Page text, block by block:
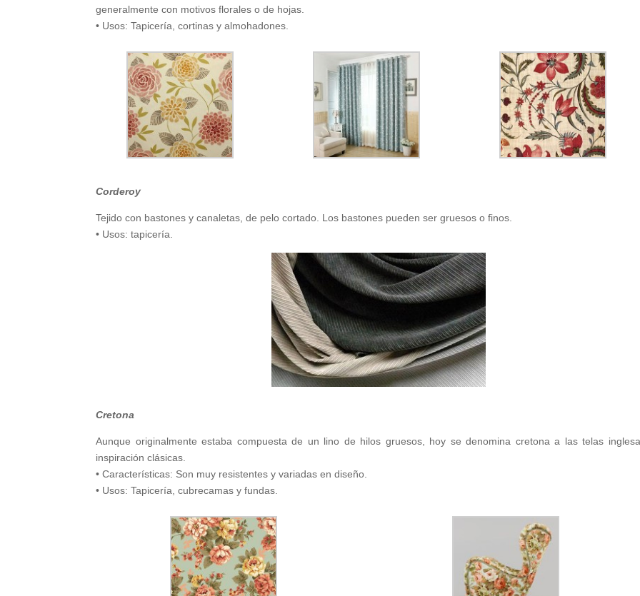
generalmente con motivos florales o de hojas.
• Usos: Tapicería, cortinas y almohadones.
Corderoy
Tejido con bastones y canaletas, de pelo cortado. Los bastones pueden ser gruesos o finos.
• Usos: tapicería.
Cretona
Aunque originalmente estaba compuesta de un lino de hilos gruesos, hoy se denomina cretona a las telas
inspiración clásicas.
• Características: Son muy resistentes y variadas en diseño.
• Usos: Tapicería, cubrecamas y fundas.